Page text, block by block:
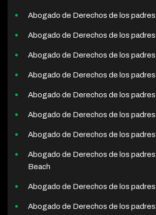
Abogado de Derechos de los padres
Abogado de Derechos de los padres
Abogado de Derechos de los
Abogado de Derechos de los
Abogado de Derechos de los
Abogado de Derechos de los
Abogado de Derechos de los padres
Abogado de Derechos de los
Beach
Abogado de Derechos de los
Abogado de Derechos de los